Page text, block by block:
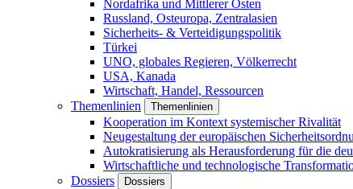
Nordafrika und Mittlerer Osten
Russland, Osteuropa, Zentralasien
Sicherheits- & Verteidigungspolitik
Türkei
UNO, globales Regieren, Völkerrecht
USA, Kanada
Wirtschaft, Handel, Ressourcen
Themenlinien
Themenlinien
Kooperation im Kontext systemischer Rivalität
Neugestaltung der europäischen
Autokratisierung als Herausforderung für die
Wirtschaftliche und technologische
Dossiers
Dossiers